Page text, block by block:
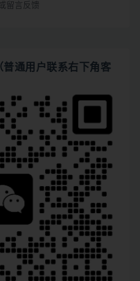
留言反馈
普通用户联系右下角客